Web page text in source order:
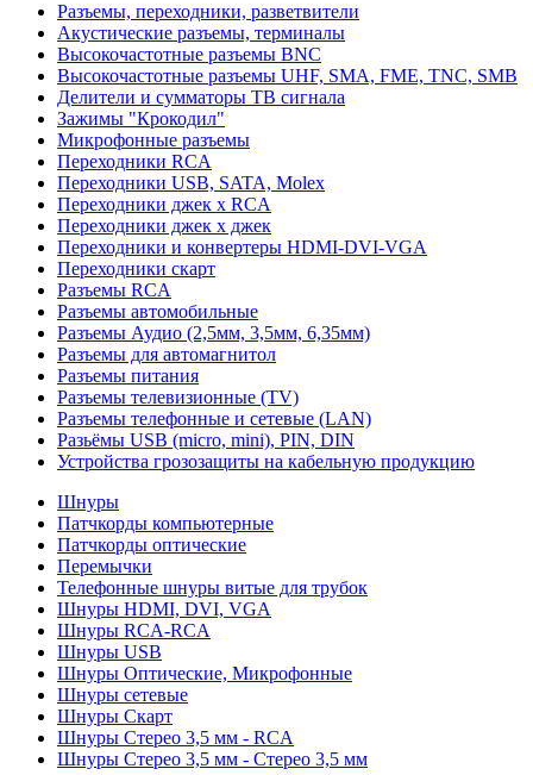
Разъемы, переходники, разветвители
Акустические разъемы, терминалы
Высокочастотные разъемы BNC
Высокочастотные разъемы UHF, SMA, FME, TNC, SMB
Делители и сумматоры ТВ сигнала
Зажимы "Крокодил"
Микрофонные разъемы
Переходники RCA
Переходники USB, SATA, Molex
Переходники джек х RCA
Переходники джек х джек
Переходники и конвертеры HDMI-DVI-VGA
Переходники скарт
Разъемы RCA
Разъемы автомобильные
Разъемы Аудио (2,5мм, 3,5мм, 6,35мм)
Разъемы для автомагнитол
Разъемы питания
Разъемы телевизионные (TV)
Разъемы телефонные и сетевые (LAN)
Разьёмы USB (micro, mini), PIN, DIN
Устройства грозозащиты на кабельную продукцию
Шнуры
Патчкорды компьютерные
Патчкорды оптические
Перемычки
Телефонные шнуры витые для трубок
Шнуры HDMI, DVI, VGA
Шнуры RCA-RCA
Шнуры USB
Шнуры Оптические, Микрофонные
Шнуры сетевые
Шнуры Скарт
Шнуры Стерео 3,5 мм - RCA
Шнуры Стерео 3,5 мм - Стерео 3,5 мм